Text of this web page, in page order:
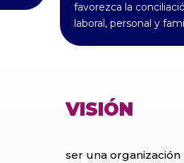
favorezca la
laboral, personal y
VISIÓN
ser una